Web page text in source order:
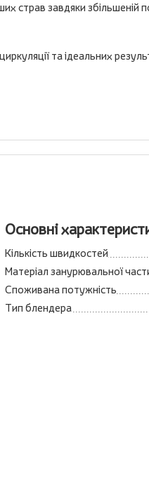
страв завдяки
та ідеальних
Основні
Кількість швидкостей
Матеріал занурювальної
Споживана потужність
Тип блендера